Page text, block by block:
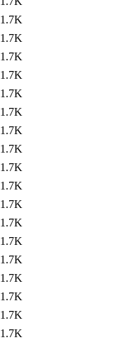
1.7K
1.7K
1.7K
1.7K
1.7K
1.7K
1.7K
1.7K
1.7K
1.7K
1.7K
1.7K
1.7K
1.7K
1.7K
1.7K
1.7K
1.7K